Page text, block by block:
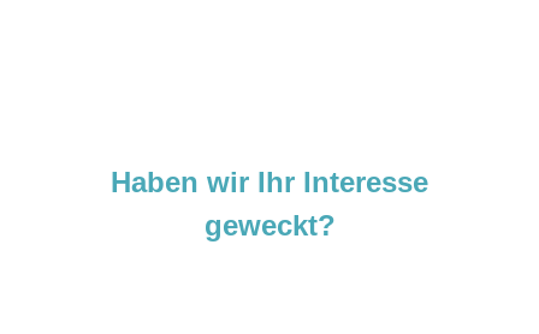
Haben wir Ihr Interesse
geweckt?